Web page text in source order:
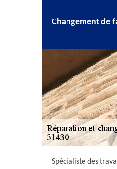
Changement de
Spécialiste des